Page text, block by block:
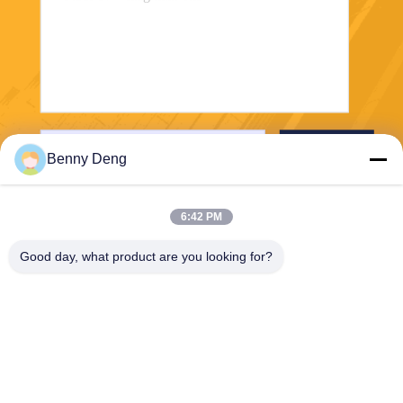
Benny Deng
6:42 PM
Good day, what product are you looking for?